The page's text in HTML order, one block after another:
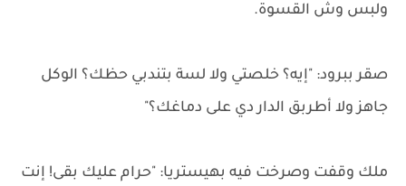
ولبس وش القسوة.
صقر ببرود: "إيه؟ خلصتي ولا لسة بتندبي حظك؟ الوكل
جاهز ولا أطربق الدار دي على دماغك؟"
ملك وقفت وصرخت فيه بهيستريا: "حرام عليك بقى! إنت